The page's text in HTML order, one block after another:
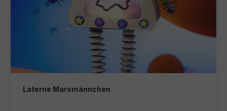
Laterne Marsmännchen